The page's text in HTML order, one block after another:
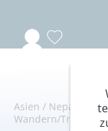
Asien / Nepal
Wandern/Trekking /